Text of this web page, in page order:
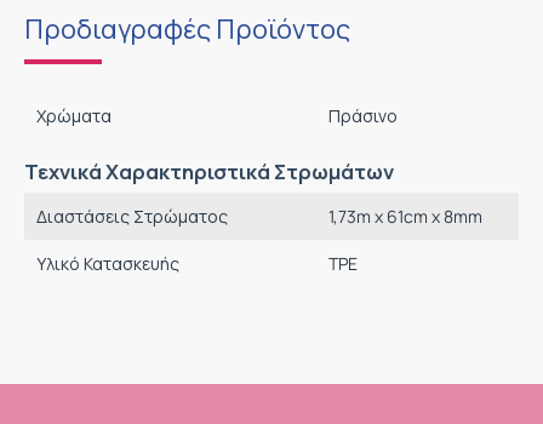
Προδιαγραφές Προϊόντος
Χρώματα Πράσινο
Τεχνικά Χαρακτηριστικά Στρωμάτων
Διαστάσεις Στρώματος 1,73m x 61cm x 8mm
Υλικό Κατασκευής TPE